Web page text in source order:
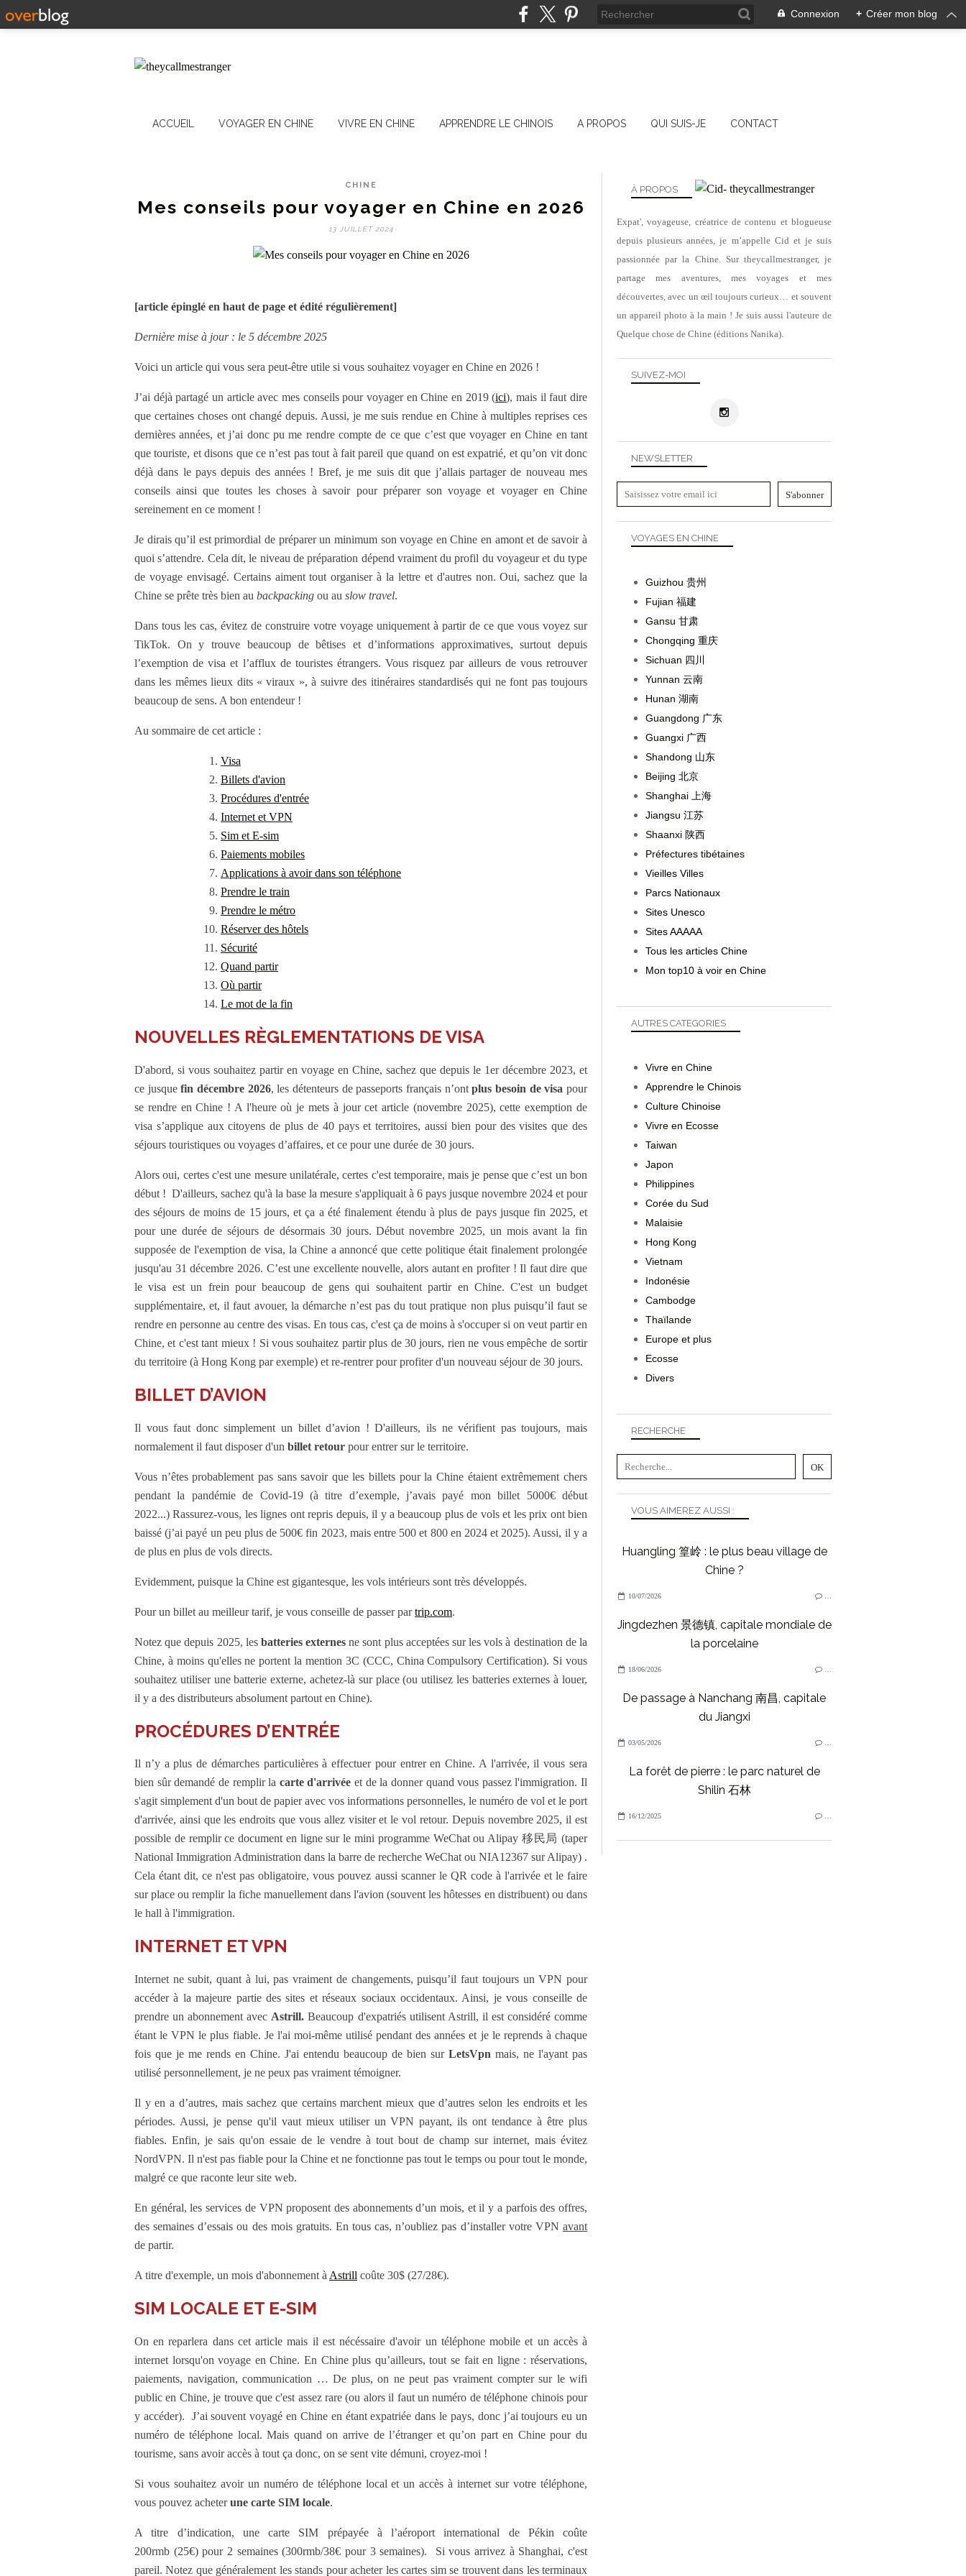
Connexion + Créer mon blog
ACCUEIL VOYAGER EN CHINE VIVRE EN CHINE APPRENDRE LE CHINOIS A PROPOS QUI SUIS-JE CONTACT
CHINE
Mes conseils pour voyager en Chine en 2026
13 JUILLET 2024
[article épinglé en haut de page et édité régulièrement]
Dernière mise à jour : le 5 décembre 2025
Voici un article qui vous sera peut-être utile si vous souhaitez voyager en Chine en 2026 !
J’ai déjà partagé un article avec mes conseils pour voyager en Chine en 2019 (ici), mais il faut dire
que certaines choses ont changé depuis. Aussi, je me suis rendue en Chine à multiples reprises ces
dernières années, et j’ai donc pu me rendre compte de ce que c’est que voyager en Chine en tant
que touriste, et disons que ce n’est pas tout à fait pareil que quand on est expatrié, et qu’on vit donc
déjà dans le pays depuis des années ! Bref, je me suis dit que j’allais partager de nouveau mes
conseils ainsi que toutes les choses à savoir pour préparer son voyage et voyager en Chine
sereinement en ce moment !
Je dirais qu’il est primordial de préparer un minimum son voyage en Chine en amont et de savoir à
quoi s’attendre. Cela dit, le niveau de préparation dépend vraiment du profil du voyageur et du type
de voyage envisagé. Certains aiment tout organiser à la lettre et d'autres non. Oui, sachez que la
Chine se prête très bien au backpacking ou au slow travel.
Dans tous les cas, évitez de construire votre voyage uniquement à partir de ce que vous voyez sur
TikTok. On y trouve beaucoup de bêtises et d’informations approximatives, surtout depuis
l’exemption de visa et l’afflux de touristes étrangers. Vous risquez par ailleurs de vous retrouver
dans les mêmes lieux dits « viraux », à suivre des itinéraires standardisés qui ne font pas toujours
beaucoup de sens. A bon entendeur !
Au sommaire de cet article :
Visa
Billets d'avion
Procédures d'entrée
Internet et VPN
Sim et E-sim
Paiements mobiles
Applications à avoir dans son téléphone
Prendre le train
Prendre le métro
Réserver des hôtels
Sécurité
Quand partir
Où partir
Le mot de la fin
NOUVELLES RÈGLEMENTATIONS DE VISA
D'abord, si vous souhaitez partir en voyage en Chine, sachez que depuis le 1er décembre 2023, et
ce jusquefin décembre 2026, les détenteurs de passeports français n’ontplus besoin de visa pour
se rendre en Chine ! A l'heure où je mets à jour cet article (novembre 2025), cette exemption de
visa s’applique aux citoyens de plus de 40 pays et territoires, aussi bien pour des visites que des
séjours touristiques ou voyages d’affaires, et ce pour une durée de 30 jours.
Alors oui, certes c'est une mesure unilatérale, certes c'est temporaire, mais je pense que c’est un bon
début ! D'ailleurs, sachez qu'à la base la mesure s'appliquait à 6 pays jusque novembre 2024 et pour
des séjours de moins de 15 jours, et ça a été finalement étendu à plus de pays jusque fin 2025, et
pour une durée de séjours de désormais 30 jours. Début novembre 2025, un mois avant la fin
supposée de l'exemption de visa, la Chine a annoncé que cette politique était finalement prolongée
jusqu'au 31 décembre 2026. C’est une excellente nouvelle, alors autant en profiter ! Il faut dire que
le visa est un frein pour beaucoup de gens qui souhaitent partir en Chine. C'est un budget
supplémentaire, et, il faut avouer, la démarche n’est pas du tout pratique non plus puisqu’il faut se
rendre en personne au centre des visas. En tous cas, c'est ça de moins à s'occuper si on veut partir en
Chine, et c'est tant mieux ! Si vous souhaitez partir plus de 30 jours, rien ne vous empêche de sortir
du territoire (à Hong Kong par exemple) et re-rentrer pour profiter d'un nouveau séjour de 30 jours.
BILLET D’AVION
Il vous faut donc simplement un billet d’avion ! D'ailleurs, ils ne vérifient pas toujours, mais
normalement il faut disposer d'un billet retour pour entrer sur le territoire.
Vous n’êtes probablement pas sans savoir que les billets pour la Chine étaient extrêmement chers
pendant la pandémie de Covid-19 (à titre d’exemple, j’avais payé mon billet 5000€ début
2022...) Rassurez-vous, les lignes ont repris depuis, il y a beaucoup plus de vols et les prix ont bien
baissé (j’ai payé un peu plus de 500€ fin 2023, mais entre 500 et 800 en 2024 et 2025). Aussi, il y a
de plus en plus de vols directs.
Evidemment, puisque la Chine est gigantesque, les vols intérieurs sont très développés.
Pour un billet au meilleur tarif, je vous conseille de passer partrip.com.
Notez que depuis 2025, les batteries externesne sont plus acceptées sur les vols à destination de la
Chine, à moins qu'elles ne portent la mention 3C (CCC, China Compulsory Certification). Si vous
souhaitez utiliser une batterie externe, achetez-là sur place (ou utilisez les batteries externes à louer,
il y a des distributeurs absolument partout en Chine).
PROCÉDURES D’ENTRÉE
Il n’y a plus de démarches particulières à effectuer pour entrer en Chine. A l'arrivée, il vous sera
bien sûr demandé de remplir la carte d'arrivée et de la donner quand vous passez l'immigration. Il
s'agit simplement d'un bout de papier avec vos informations personnelles, le numéro de vol et le port
d'arrivée, ainsi que les endroits que vous allez visiter et le vol retour. Depuis novembre 2025, il est
possible de remplir ce document en ligne sur le mini programme WeChat ou Alipay 移民局 (taper
National Immigration Administration dans la barre de recherche WeChat ou NIA12367 sur Alipay) .
Cela étant dit, ce n'est pas obligatoire, vous pouvez aussi scanner le QR code à l'arrivée et le faire
sur place ou remplir la fiche manuellement dans l'avion (souvent les hôtesses en distribuent) ou dans
le hall à l'immigration.
INTERNET ET VPN
Internet ne subit, quant à lui, pas vraiment de changements, puisqu’il faut toujours un VPN pour
accéder à la majeure partie des sites et réseaux sociaux occidentaux. Ainsi, je vous conseille de
prendre un abonnement avec Astrill. Beaucoup d'expatriés utilisent Astrill, il est considéré comme
étant le VPN le plus fiable. Je l'ai moi-même utilisé pendant des années et je le reprends à chaque
fois que je me rends en Chine. J'ai entendu beaucoup de bien sur LetsVpn mais, ne l'ayant pas
utilisé personnellement, je ne peux pas vraiment témoigner.
Il y en a d’autres, mais sachez que certains marchent mieux que d’autres selon les endroits et les
périodes. Aussi, je pense qu'il vaut mieux utiliser un VPN payant, ils ont tendance à être plus
fiables. Enfin, je sais qu'on essaie de le vendre à tout bout de champ sur internet, mais évitez
NordVPN. Il n'est pas fiable pour la Chine et ne fonctionne pas tout le temps ou pour tout le monde,
malgré ce que raconte leur site web.
En général, les services de VPN proposent des abonnements d’un mois, et il y a parfois des offres,
des semaines d’essais ou des mois gratuits. En tous cas, n’oubliez pas d’installer votre VPN avant
de partir.
A titre d'exemple, un mois d'abonnement à Astrill coûte 30$ (27/28€).
SIM LOCALE ET E-SIM
On en reparlera dans cet article mais il est nécéssaire d'avoir un téléphone mobile et un accès à
internet lorsqu'on voyage en Chine. En Chine plus qu’ailleurs, tout se fait en ligne : réservations,
paiements, navigation, communication … De plus, on ne peut pas vraiment compter sur le wifi
public en Chine, je trouve que c'est assez rare (ou alors il faut un numéro de téléphone chinois pour
y accéder). J’ai souvent voyagé en Chine en étant expatriée dans le pays, donc j’ai toujours eu un
numéro de téléphone local. Mais quand on arrive de l’étranger et qu’on part en Chine pour du
tourisme, sans avoir accès à tout ça donc, on se sent vite démuni, croyez-moi !
Si vous souhaitez avoir un numéro de téléphone local et un accès à internet sur votre téléphone,
vous pouvez acheterune carte SIM locale.
A titre d’indication, une carte SIM prépayée à l’aéroport international de Pékin coûte
200rmb (25€) pour 2 semaines (300rmb/38€ pour 3 semaines). Si vous arrivez à Shanghai, c'est
pareil. Notez que généralement les stands pour acheter les cartes sim se trouvent dans les terminaux
NEWSLETTER
SUIVEZ-MOI
RECHERCHE
À PROPOS
Expat', voyageuse, créatrice de contenu et blogueuse
depuis plusieurs années, je m’appelle Cid et je suis
passionnée par la Chine. Sur theycallmestranger, je
partage mes aventures, mes voyages et mes
découvertes, avec un œil toujours curieux… et souvent
un appareil photo à la main ! Je suis aussi l'auteure de
Quelque chose de Chine (éditions Nanika).
VOUS AIMEREZ AUSSI :
Huangling 篁岭 : le plus beau village de
Chine ?
10/07/2026
Jingdezhen 景德镇, capitale mondiale de
la porcelaine
18/06/2026
De passage à Nanchang 南昌, capitale
du Jiangxi
03/05/2026
La forêt de pierre : le parc naturel de
Shilin 石林
16/12/2025
VOYAGES EN CHINE
Guizhou 贵州
Fujian 福建
Gansu 甘肃
Chongqing 重庆
Sichuan 四川
Yunnan 云南
Hunan 湖南
Guangdong 广东
Guangxi 广西
Shandong 山东
Beijing 北京
Shanghai 上海
Jiangsu 江苏
Shaanxi 陕西
Préfectures tibétaines
Vieilles Villes
Parcs Nationaux
Sites Unesco
Sites AAAAA
Tous les articles Chine
Mon top10 à voir en Chine
AUTRES CATEGORIES
Vivre en Chine
Apprendre le Chinois
Culture Chinoise
Vivre en Ecosse
Taiwan
Japon
Philippines
Corée du Sud
Malaisie
Hong Kong
Vietnam
Indonésie
Cambodge
Thaïlande
Europe et plus
Ecosse
Divers